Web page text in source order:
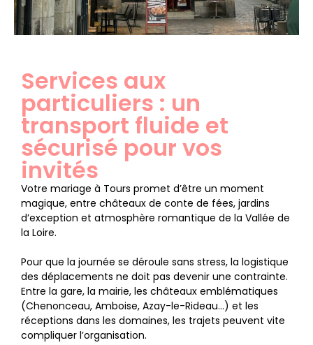
Services aux
particuliers : un
transport fluide et
sécurisé pour vos
invités
Votre mariage à Tours promet d’être un moment
magique, entre châteaux de conte de fées, jardins
d’exception et atmosphère romantique de la Vallée de
la Loire.
Pour que la journée se déroule sans stress, la logistique
des déplacements ne doit pas devenir une contrainte.
Entre la gare, la mairie, les châteaux emblématiques
(Chenonceau, Amboise, Azay-le-Rideau…) et les
réceptions dans les domaines, les trajets peuvent vite
compliquer l’organisation.